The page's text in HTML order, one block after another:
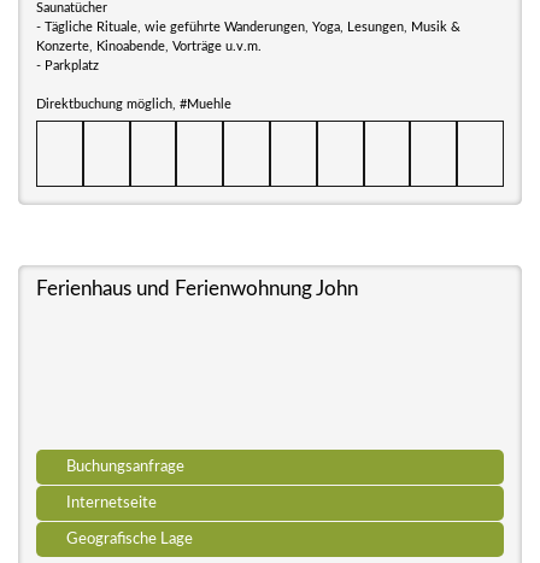
Saunatücher
- Tägliche Rituale, wie geführte Wanderungen, Yoga, Lesungen, Musik &
Konzerte, Kinoabende, Vorträge u.v.m.
- Parkplatz
Direktbuchung möglich, #Muehle
Ferienhaus und Ferienwohnung John
Buchungsanfrage
Internetseite
Geografische Lage